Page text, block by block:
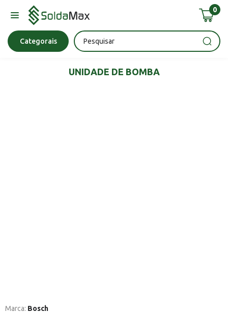
0
Categorais
Bateria Chave Impacto Esmerilhadeira
UNIDADE DE BOMBA
Marca: Bosch